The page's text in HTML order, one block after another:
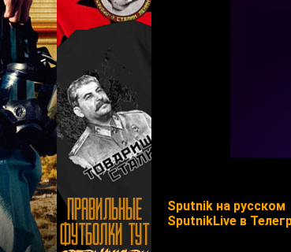
Sputnik на русском
SputnikLive в